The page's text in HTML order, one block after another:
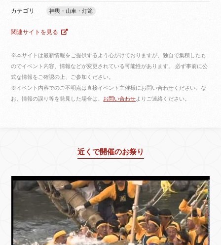
カテゴリ 神輿・山車・灯篭
関連サイトを見る
※本サイトは最新情報をご提供するよう心がけておりますが、独自で集積したも
のでイベント内容、情報などが変更されている可能性があります。 必ず事前に公
式な情報をご確認の上、ご参加ください。
※イベント内容でのご不明点は直接イベント主催様にお問い合わせください。な
お、情報の誤り等を発見した場合は、 お問い合わせよりご連絡ください。
近くで開催のお祭り